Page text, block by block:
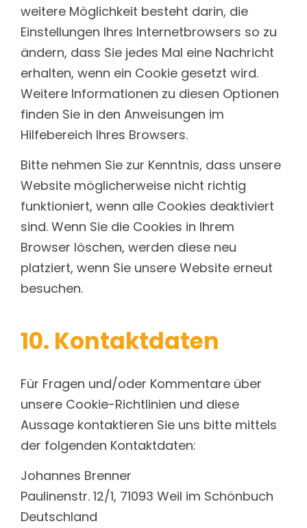
weitere Möglichkeit besteht darin, die
Einstellungen Ihres Internetbrowsers so zu
ändern, dass Sie jedes Mal eine Nachricht
erhalten, wenn ein Cookie gesetzt wird.
Weitere Informationen zu diesen Optionen
finden Sie in den Anweisungen im
Hilfebereich Ihres Browsers.
Bitte nehmen Sie zur Kenntnis, dass unsere
Website möglicherweise nicht richtig
funktioniert, wenn alle Cookies deaktiviert
sind. Wenn Sie die Cookies in Ihrem
Browser löschen, werden diese neu
platziert, wenn Sie unsere Website erneut
besuchen.
10. Kontaktdaten
Für Fragen und/oder Kommentare über
unsere Cookie-Richtlinien und diese
Aussage kontaktieren Sie uns bitte mittels
der folgenden Kontaktdaten:
Johannes Brenner
Paulinenstr. 12/1, 71093 Weil im Schönbuch
Deutschland